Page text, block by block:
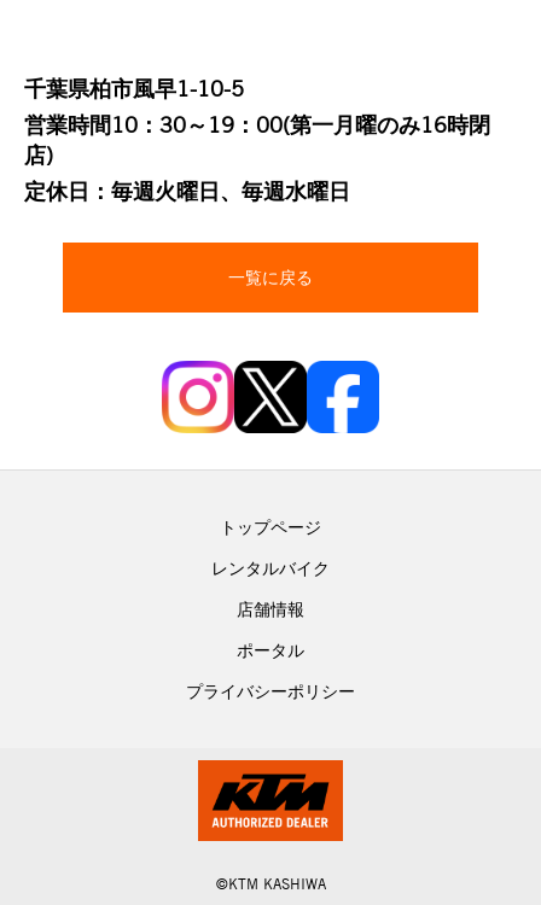
千葉県柏市風早1-10-5
営業時間10：30～19：00(第一月曜のみ16時閉
店)
定休日：毎週火曜日、毎週水曜日
一覧に戻る
トップページ
レンタルバイク
店舗情報
ポータル
プライバシーポリシー
©KTM KASHIWA